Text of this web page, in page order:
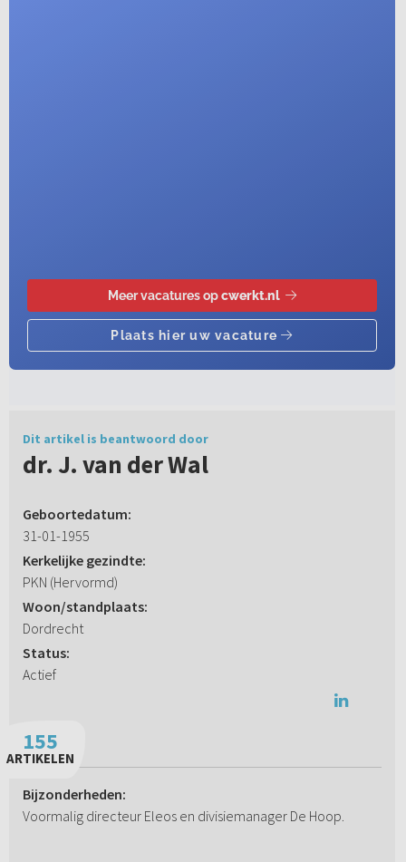
Dit artikel is beantwoord door
dr. J. van der Wal
Geboortedatum:
31-01-1955
Kerkelijke gezindte:
PKN (Hervormd)
Woon/standplaats:
Dordrecht
Status:
Actief
155
ARTIKELEN
Bijzonderheden:
Voormalig directeur Eleos en divisiemanager De Hoop.